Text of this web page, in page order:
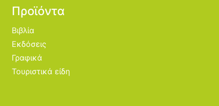
Προϊόντα
Βιβλία
Εκδόσεις
Γραφικά
Τουριστικά είδη